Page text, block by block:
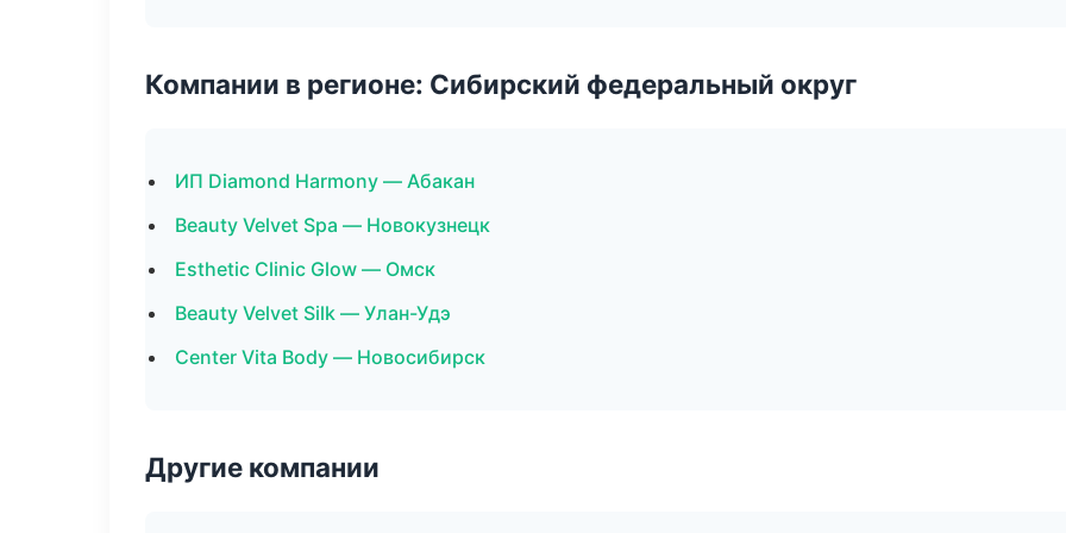
Компании в регионе: Сибирский федеральный округ
ИП Diamond Harmony — Абакан
Beauty Velvet Spa — Новокузнецк
Esthetic Clinic Glow — Омск
Beauty Velvet Silk — Улан-Удэ
Center Vita Body — Новосибирск
Другие компании